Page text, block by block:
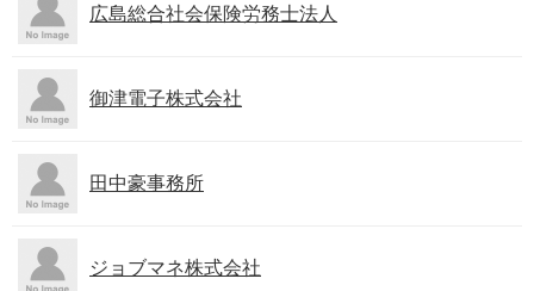
広島総合社会保険労務士法人
御津電子株式会社
田中豪事務所
ジョブマネ株式会社